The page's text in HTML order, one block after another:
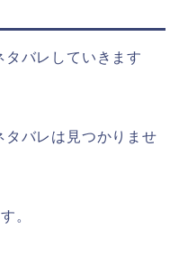
バレしていきます
タバレは見つかりませ
。